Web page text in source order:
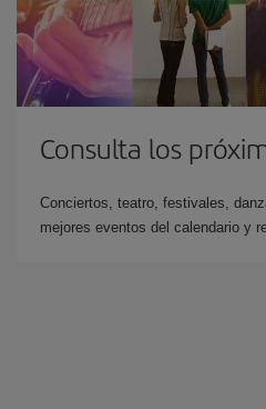
Consulta los
Conciertos, teatro, festivales,
mejores eventos del calendario y